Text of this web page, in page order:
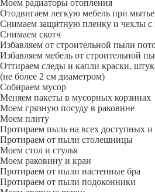
Моем радиаторы отопления
Отодвигаем легкую мебель при
Снимаем защитную пленку и чехлы с
Снимаем скотч
Избавляем от строительной пыли
Избавляем мебель от строительной
Оттираем следы и капли краски,
(не более 2 см диаметром)
Собираем мусор
Меняем пакеты в мусорных корзинах
Моем грязную посуду в раковине
Моем плиту
Протираем пыль на всех доступных и
Протираем от пыли столешницы
Моем стол и стулья
Моем раковину и кран
Протираем от пыли настенные бра
Протираем от пыли подоконники